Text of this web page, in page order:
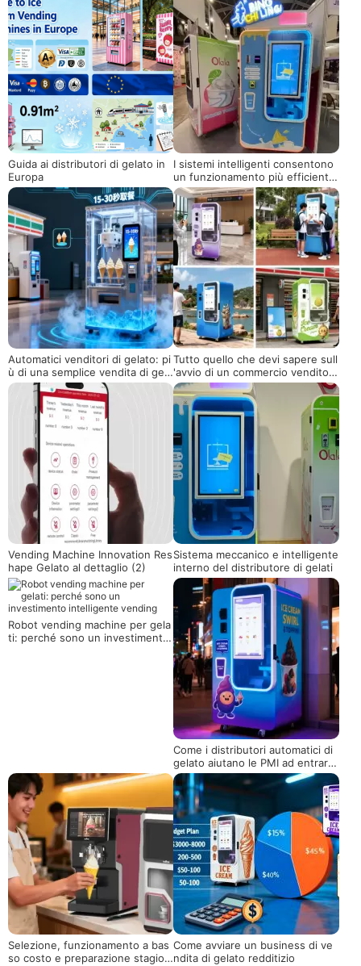
Guida ai distributori di gelato in
Europa
I sistemi intelligenti consentono
un funzionamento più efficiente
dei distributori di gelato
Automatici venditori di gelato: pi
ù di una semplice vendita di gela
to, una soluzione di nuova gene
razione per i consumatori
Tutto quello che devi sapere sull
'avvio di un commercio venditor
e di gelato
Vending Machine Innovation Res
hape Gelato al dettaglio (2)
Sistema meccanico e intelligente
interno del distributore di gelati
Robot vending machine per gela
ti: perché sono un investimento
Come i distributori automatici di
gelato aiutano le PMI ad entrare
nel mercato del gelato con bass
o rischio
Selezione, funzionamento a bas
so costo e preparazione stagion
Come avviare un business di ve
ndita di gelato redditizio